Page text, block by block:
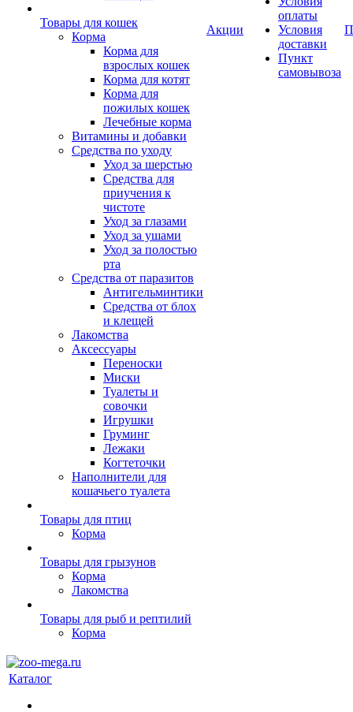
Товары для кошек
Корма
Корма для
взрослых кошек
Корма для котят
Корма для
пожилых кошек
Лечебные корма
Витамины и добавки
Средства по уходу
Уход за шерстью
Средства для
приучения к
чистоте
Уход за глазами
Уход за ушами
Уход за полостью
рта
Средства от паразитов
Антигельминтики
Средства от блох
и клещей
Лакомства
Аксессуары
Переноски
Миски
Туалеты и
совочки
Игрушки
Груминг
Лежаки
Когтеточки
Наполнители для
кошачьего туалета
Товары для птиц
Корма
Товары для грызунов
Корма
Лакомства
Товары для рыб и рептилий
Корма
Акции
оплаты
Условия
доставки
Пункт
самовывоза
Каталог